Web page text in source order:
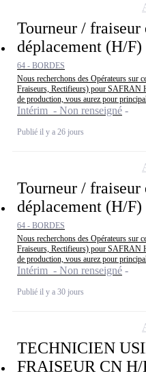
Tourneur / fraiseur
déplacement (H/F)
64 - BORDES
Nous recherchons des Opérateurs sur
Fraiseurs, Rectifieurs) pour SAFRAN
de production, vous aurez pour
Intérim - Non renseigné
Publié il y a 26 jours
Tourneur / fraiseur
déplacement (H/F)
64 - BORDES
Nous recherchons des Opérateurs sur
Fraiseurs, Rectifieurs) pour SAFRAN
de production, vous aurez pour
Intérim - Non renseigné
Publié il y a 30 jours
TECHNICIEN
FRAISEUR CN H/